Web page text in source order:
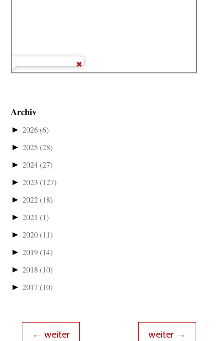
Archiv
► 2026(6)
► 2025(28)
► 2024(27)
► 2023(127)
► 2022(18)
► 2021(1)
► 2020(11)
► 2019(14)
► 2018(10)
► 2017(10)
← weiter weiter →